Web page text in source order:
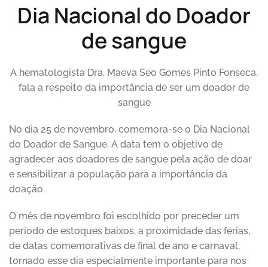
Dia Nacional do Doador
de sangue
A hematologista Dra. Maeva Seo Gomes Pinto Fonseca,
fala a respeito da importância de ser um doador de
sangue
No dia 25 de novembro, comemora-se o Dia Nacional
do Doador de Sangue. A data tem o objetivo de
agradecer aos doadores de sangue pela ação de doar
e sensibilizar a população para a importância da
doação.
O mês de novembro foi escolhido por preceder um
período de estoques baixos, a proximidade das férias,
de datas comemorativas de final de ano e carnaval,
tornado esse dia especialmente importante para nos